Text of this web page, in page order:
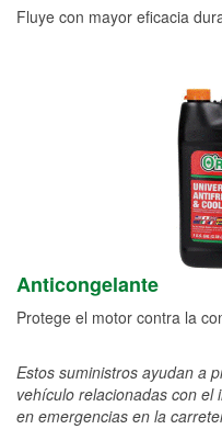
Fluye con mayor eficacia
Anticongelante
Protege el motor contra la
Estos suministros ayudan a
vehículo relacionadas con el
en emergencias en la